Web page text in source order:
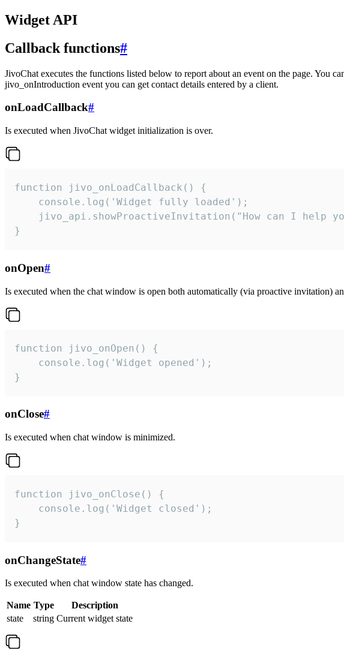
Widget API
Callback functions#
JivoChat executes the functions listed below to report about an event on the page. You
jivo_onIntroduction event you can get contact details entered by a client.
onLoadCallback#
Is executed when JivoChat widget initialization is over.
function jivo_onLoadCallback() {
    console.log('Widget fully loaded');
jivo_api.showProactiveInvitation("How can I help
}
onOpen#
Is executed when the chat window is open both automatically (via proactive invitation)
function jivo_onOpen() {
    console.log('Widget opened');
}
onClose#
Is executed when chat window is minimized.
function jivo_onClose() {
    console.log('Widget closed');
}
onChangeState#
Is executed when chat window state has changed.
Name Type
Description
state
string Current widget state